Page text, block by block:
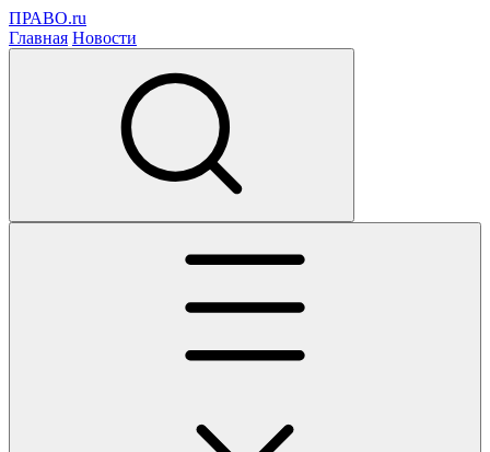
ПРАВО.ru
Главная Новости